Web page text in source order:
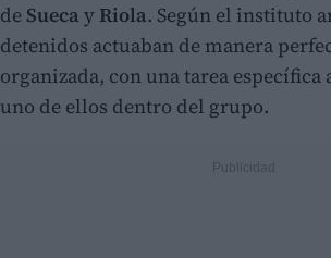
de Sueca y Riola. Según el instituto
detenidos actuaban de manera
organizada, con una tarea específica
uno de ellos dentro del grupo.